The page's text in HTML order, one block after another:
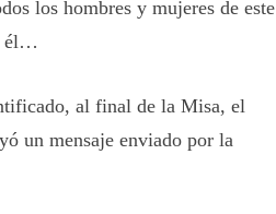
los hombres y mujeres de este
él…
al final de la Misa, el
un mensaje enviado por la